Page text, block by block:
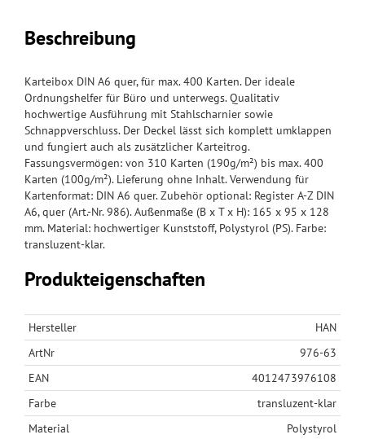
Beschreibung
Karteibox DIN A6 quer, für max. 400 Karten. Der ideale
Ordnungshelfer für Büro und unterwegs. Qualitativ
hochwertige Ausführung mit Stahlscharnier sowie
Schnappverschluss. Der Deckel lässt sich komplett umklappen
und fungiert auch als zusätzlicher Karteitrog.
Fassungsvermögen: von 310 Karten (190g/m²) bis max. 400
Karten (100g/m²). Lieferung ohne Inhalt. Verwendung für
Kartenformat: DIN A6 quer. Zubehör optional: Register A-Z DIN
A6, quer (Art.-Nr. 986). Außenmaße (B x T x H): 165 x 95 x 128
mm. Material: hochwertiger Kunststoff, Polystyrol (PS). Farbe:
transluzent-klar.
Produkteigenschaften
Hersteller
HAN
ArtNr
976-63
EAN
4012473976108
Farbe
transluzent-klar
Material
Polystyrol